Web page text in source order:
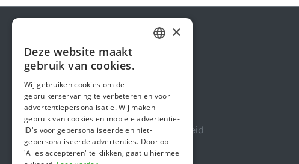
Steunactie
Over ons
In de media
Veiligheid & Betrouwbaarheid
Algemene voorwaarden
ENGLISH
×
Deze website maakt
gebruik van cookies.
Wij gebruiken cookies om de
gebruikerservaring te verbeteren en voor
advertentiepersonalisatie. Wij maken
gebruik van cookies en mobiele advertentie-
ID's voor gepersonaliseerde en niet-
gepersonaliseerde advertenties. Door op
'Alles accepteren' te klikken, gaat u hiermee